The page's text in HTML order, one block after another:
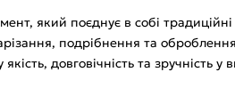
який поєднує в собі
подрібнення та оброблення
довговічність та зручність у